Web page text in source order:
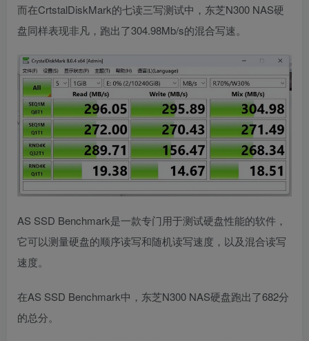
而在CrtstalDiskMark的七读三写测试中，东芝N300 NAS硬
盘同样表现非凡，跑出了304.98Mb/s的混合写速。
AS SSD Benchmark是一款专门用于测试硬盘性能的软件，
它可以测量硬盘的顺序读写和随机读写速度，以及混合读写
速度。
在AS SSD Benchmark中，东芝N300 NAS硬盘跑出了682分
的总分。